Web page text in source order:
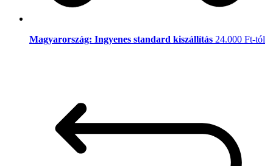
Magyarország: Ingyenes standard kiszállítás 24.000 Ft-tól